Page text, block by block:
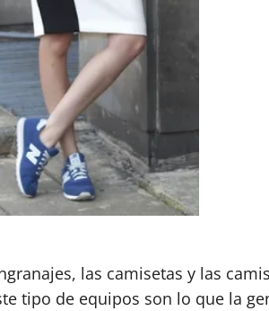
las camisetas y las
tipo de equipos son lo que la